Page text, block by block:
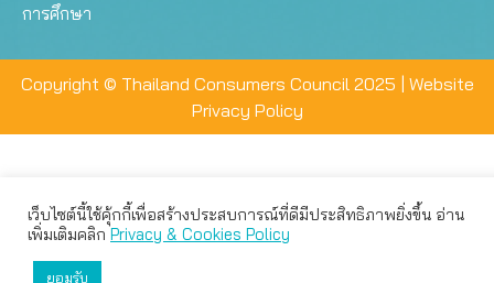
การศึกษา
Copyright © Thailand Consumers Council 2025 | Website
Privacy Policy
เว็บไซต์นี้ใช้คุ้กกี้เพื่อสร้างประสบการณ์ที่ดีมีประสิทธิภาพยิ่งขึ้น อ่าน
เพิ่มเติมคลิกPrivacy & Cookies Policy
ยอมรับ
เว็บไซต์นี้ใช้คุกกี้เพื่อมอบประสบการณ์การใช้งานที่ดีให้แก่ท่าน คุณ
สามารถเลือกตั้งค่าความเป็นส่วนตัวได้